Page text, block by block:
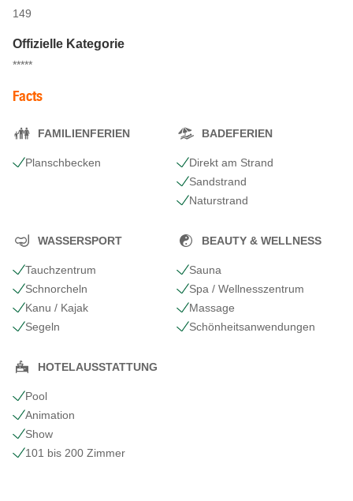
149
Offizielle Kategorie
*****
Facts
FAMILIENFERIEN
Planschbecken
BADEFERIEN
Direkt am Strand
Sandstrand
Naturstrand
WASSERSPORT
Tauchzentrum
Schnorcheln
Kanu / Kajak
Segeln
BEAUTY & WELLNESS
Sauna
Spa / Wellnesszentrum
Massage
Schönheits​anwendungen
HOTELAUSSTATTUNG
Pool
Animation
Show
101 bis 200 Zimmer